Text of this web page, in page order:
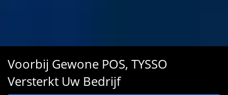
Voorbij Gewone POS, TYSSO
Versterkt Uw Bedrijf